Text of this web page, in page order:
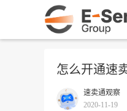
怎么开通速
速卖通观察
2020-11-19